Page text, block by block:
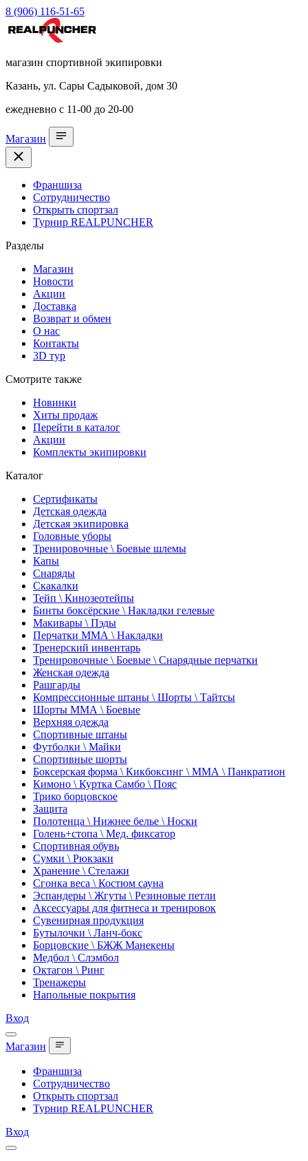
8 (906) 116-51-65
магазин спортивной экипировки
Казань, ул. Сары Садыковой, дом 30
ежедневно с 11-00 до 20-00
Магазин
Франшиза
Сотрудничество
Открыть спортзал
Турнир REALPUNCHER
Разделы
Магазин
Новости
Акции
Доставка
Возврат и обмен
О нас
Контакты
3D тур
Смотрите также
Новинки
Хиты продаж
Перейти в каталог
Акции
Комплекты экипировки
Каталог
Сертификаты
Детская одежда
Детская экипировка
Головные уборы
Тренировочные \ Боевые шлемы
Капы
Снаряды
Скакалки
Тейп \ Кинозеотейпы
Бинты боксёрские \ Накладки гелевые
Макивары \ Пэды
Перчатки ММА \ Накладки
Тренерский инвентарь
Тренировочные \ Боевые \ Снарядные перчатки
Женская одежда
Рашгарды
Компрессионные штаны \ Шорты \ Тайтсы
Шорты ММА \ Боевые
Верхняя одежда
Спортивные штаны
Футболки \ Майки
Спортивные шорты
Боксерская форма \ Кикбоксинг \ ММА \ Панкратион
Кимоно \ Куртка Самбо \ Пояс
Трико борцовское
Защита
Полотенца \ Нижнее белье \ Носки
Голень+стопа \ Мед. фиксатор
Спортивная обувь
Сумки \ Рюкзаки
Хранение \ Стелажи
Сгонка веса \ Костюм сауна
Эспандеры \ Жгуты \ Резиновые петли
Аксессуары для фитнеса и тренировок
Сувенирная продукция
Бутылочки \ Ланч-бокс
Борцовские \ БЖЖ Манекены
Медбол \ Слэмбол
Октагон \ Ринг
Тренажеры
Напольные покрытия
Вход
Магазин
Франшиза
Сотрудничество
Открыть спортзал
Турнир REALPUNCHER
Вход